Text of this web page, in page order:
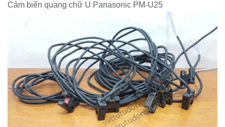
Cảm biến quang chữ U Panasonic PM-U25